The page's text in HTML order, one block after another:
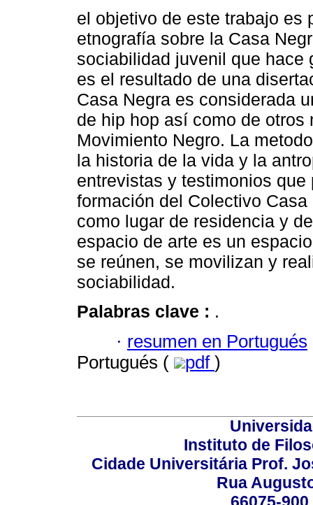
el objetivo de este trabajo es
etnografía sobre la Casa
sociabilidad juvenil que hace
es el resultado de una
Casa Negra es considerada
de hip hop así como de
Movimiento Negro. La
la historia de la vida y la
entrevistas y testimonios
formación del Colectivo
como lugar de residencia y
espacio de arte es un
se reúnen, se movilizan y
sociabilidad.
Palabras clave : .
· resumen en Portugués
Portugués (
pdf )
Instituto de
Cidade Universitária Prof.
Rua